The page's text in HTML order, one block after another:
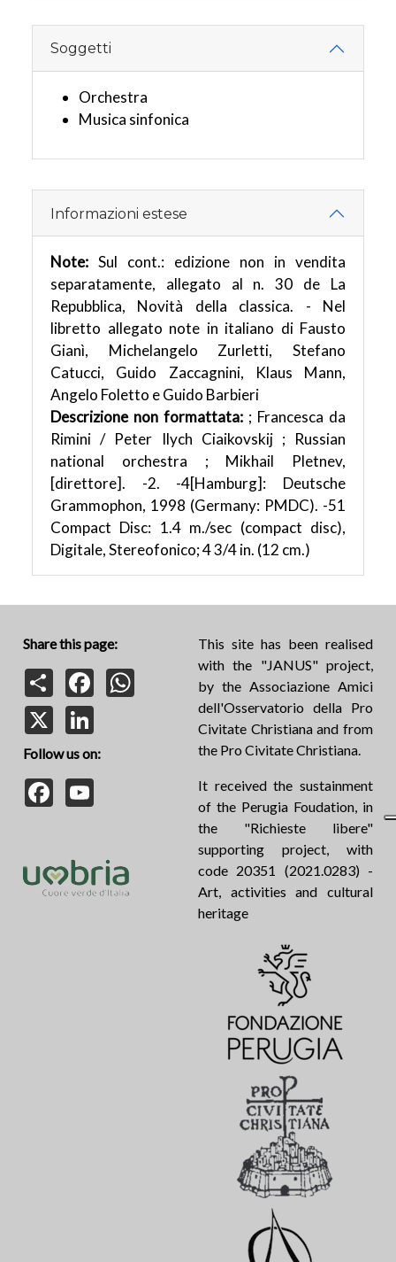
Soggetti
Orchestra
Musica sinfonica
Informazioni estese
Note: Sul cont.: edizione non in vendita
separatamente, allegato al n. 30 de La
Repubblica, Novità della classica. - Nel
libretto allegato note in italiano di Fausto
Gianì, Michelangelo Zurletti, Stefano
Catucci, Guido Zaccagnini, Klaus Mann,
Angelo Foletto e Guido Barbieri
Descrizione non formattata: ; Francesca da
Rimini / Peter Ilych Ciaikovskij ; Russian
national orchestra ; Mikhail Pletnev,
[direttore]. -2. -4[Hamburg]: Deutsche
Grammophon, 1998 (Germany: PMDC). -51
Compact Disc: 1.4 m./sec (compact disc),
Digitale, Stereofonico; 4 3/4 in. (12 cm.)
Share this page:
Share
Facebook
Follow us on:
Facebook
This site has been realised
with the "JANUS" project,
by the Associazione Amici
dell'Osservatorio della Pro
Civitate Christiana and from
the Pro Civitate Christiana.
It received the sustainment
of the Perugia Foudation, in
the "Richieste libere"
supporting project, with
code 20351 (2021.0283) -
Art, activities and cultural
heritage